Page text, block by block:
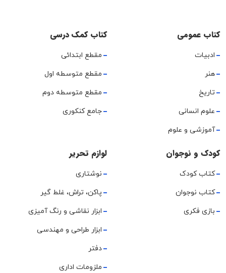
کتاب عمومی
ادبیات
هنر
تاریخ
علوم انسانی
آموزشی و علوم
کتاب کمک درسی
مقطع ابتدائی
مقطع متوسطه اول
مقطع متوسطه دوم
جامع کنکوری
کودک و نوجوان
کتاب کودک
کتاب نوجوان
بازی فکری
لوازم تحریر
نوشتاری
پاکن، تراش، غلط گیر
ابزار نقاشی و رنگ آمیزی
ابزار طراحی و مهندسی
دفتر
ملزومات اداری